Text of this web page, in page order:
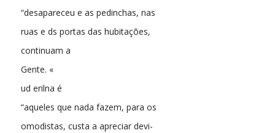
“desapareceu e as pedinchas, nas
ruas e ds portas das hubitações,
continuam a
Gente. «
ud erilna é
“aqueles que nada fazem, para os
omodistas, custa a apreciar devi-